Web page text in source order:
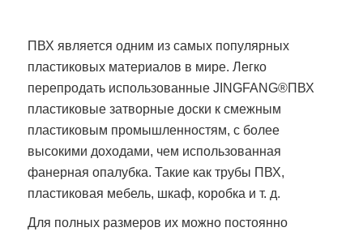
ПВХ является одним из самых популярных
пластиковых материалов в мире. Легко
перепродать использованныеJINGFANG®ПВХ
пластиковые затворные доски к смежным
пластиковым промышленностям, с более
высокими доходами, чем использованная
фанерная опалубка. Такие как трубы ПВХ,
пластиковая мебель, шкаф, коробка и т. д.
Для полных размеров их можно постоянно